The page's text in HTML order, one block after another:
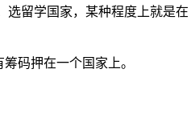
选留学国家，某种程度上就是在
码押在一个国家上。